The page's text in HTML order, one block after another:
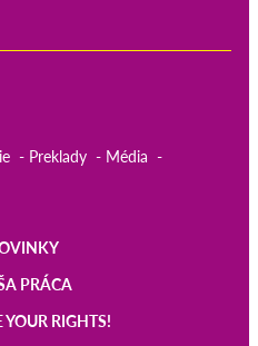
Preklady
Média
PRÁCA
YOUR RIGHTS!